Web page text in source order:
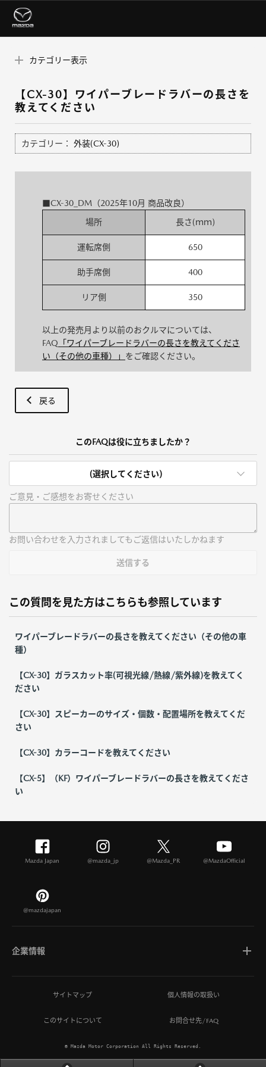
カテゴリー表示
【CX-30】ワイパーブレードラバーの長さを
教えてください
カテゴリー： 外装(CX-30)
■CX-30_DM（2025年10月 商品改良）
場所
長さ(ｍｍ)
運転席側 650
助手席側 400
リア側 350
以上の発売月より以前のおクルマについては、
FAQ 「ワイパーブレードラバーの長さを教えてくださ
い（その他の車種）」 をご確認ください。
戻る
このFAQは役に立ちましたか？
(選択してください)
ご意見・ご感想をお寄せください
お問い合わせを入力されましてもご返信はいたしかねます
送信する
この質問を見た方はこちらも参照しています
ワイパーブレードラバーの長さを教えてください（その他の車
種）
【CX-30】ガラスカット率(可視光線/熱線/紫外線)を教えてく
ださい
【CX-30】スピーカーのサイズ・個数・配置場所を教えてくだ
さい
【CX-30】カラーコードを教えてください
【CX-5】（KF）ワイパーブレードラバーの長さを教えてくださ
い
Mazda Japan @mazda_jp @Mazda_PR @MazdaOfficial
@mazdajapan
企業情報
マツダについて
ひとを想う価値創造
サイトマップ 個人情報の取扱い
このサイトについて お問合せ先/FAQ
© Mazda Motor Corporation All Rights Reserved.